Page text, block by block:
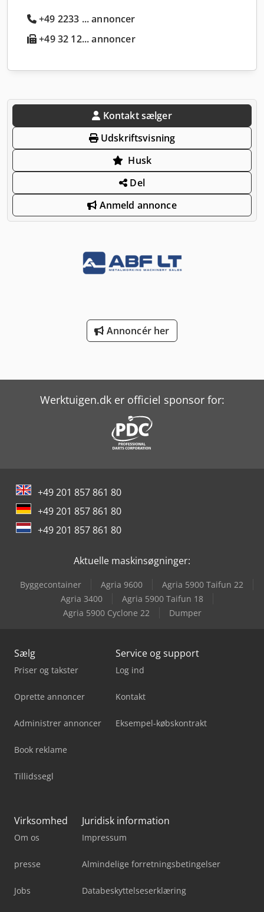
+49 2233 ... annoncer
+49 32 12... annoncer
Kontakt sælger
Udskriftsvisning
Husk
Del
Anmeld annonce
Annoncér her
Werktuigen.dk er officiel sponsor for:
+49 201 857 861 80
+49 201 857 861 80
+49 201 857 861 80
Aktuelle maskinsøgninger:
Byggecontainer Agria 9600
Agria 5900 Taifun 22
Agria 3400
Agria 5900 Taifun 18
Agria 5900 Cyclone 22
Dumper
Sælg
Priser og takster
Oprette annoncer
Administrer annoncer
Book reklame
Tillidssegl
Service og support
Log ind
Kontakt
Eksempel-købskontrakt
Virksomhed
Om os
presse
Jobs
Juridisk information
Impressum
Almindelige forretningsbetingelser
Databeskyttelseserklæring